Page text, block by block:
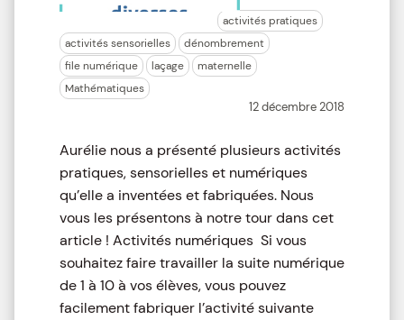
activités pratiques
activités sensorielles
dénombrement
file numérique
laçage
maternelle
Mathématiques
12 décembre 2018
Aurélie nous a présenté plusieurs activités
pratiques, sensorielles et numériques
qu’elle a inventées et fabriquées. Nous
vous les présentons à notre tour dans cet
article ! Activités numériques Si vous
souhaitez faire travailler la suite numérique
de 1 à 10 à vos élèves, vous pouvez
facilement fabriquer l’activité suivante